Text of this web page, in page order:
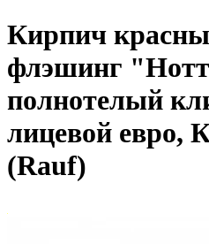
Кирпич
флэшинг
полнотелый
лицевой евро,
(Rauf)